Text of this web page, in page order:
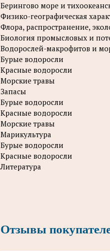
Берингово море и
Физико-географическая
Флора, распространение,
Биология промысловых и
Водорослей-макрофитов и
Бурые водоросли
Красные водоросли
Морские травы
Запасы
Бурые водоросли
Красные водоросли
Морские травы
Марикультура
Бурые водоросли
Красные водоросли
Литература
Отзывы